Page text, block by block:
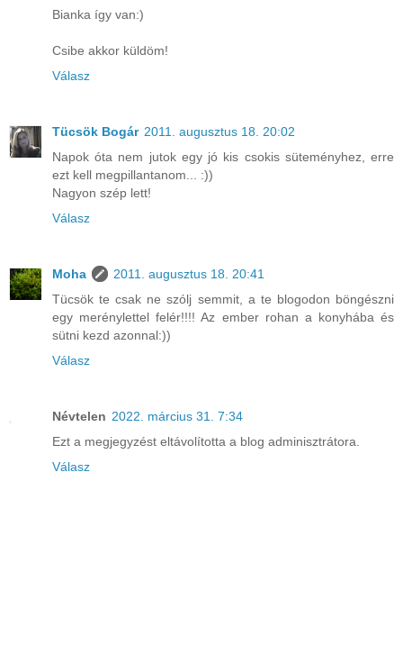
Bianka így van:)
Csibe akkor küldöm!
Válasz
Tücsök Bogár 2011. augusztus 18. 20:02
Napok óta nem jutok egy jó kis csokis süteményhez, erre
ezt kell megpillantanom... :))
Nagyon szép lett!
Válasz
Moha
2011. augusztus 18. 20:41
Tücsök te csak ne szólj semmit, a te blogodon böngészni
egy merénylettel felér!!!! Az ember rohan a konyhába és
sütni kezd azonnal:))
Válasz
Névtelen 2022. március 31. 7:34
Ezt a megjegyzést eltávolította a blog adminisztrátora.
Válasz